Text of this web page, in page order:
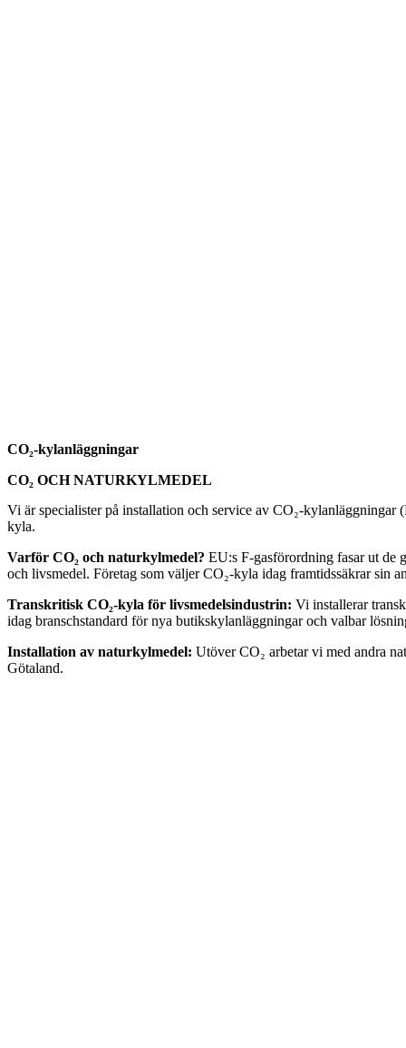
CO₂-kylanläggningar
CO₂ OCH NATURKYLMEDEL
Vi är specialister på installation och service av CO₂-kylanläggningar
kyla.
Varför CO₂ och naturkylmedel? EU:s F-gasförordning fasar ut de
och livsmedel. Företag som väljer CO₂-kyla idag framtidssäkrar sin
Transkritisk CO₂-kyla för livsmedelsindustrin: Vi installerar
idag branschstandard för nya butikskylanläggningar och valbar
Installation av naturkylmedel: Utöver CO₂ arbetar vi med andra
Götaland.